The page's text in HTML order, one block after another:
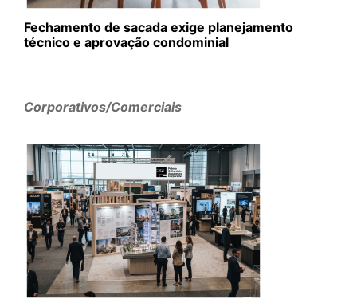
Fechamento de sacada exige planejamento
técnico e aprovação condominial
Corporativos/Comerciais